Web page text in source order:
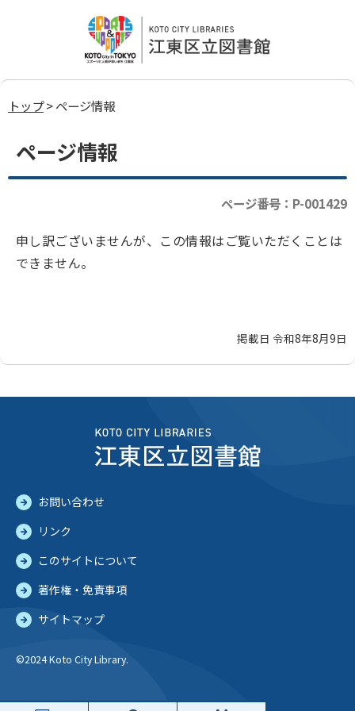
トップ> ページ情報
ページ情報
ページ番号：P-001429
申し訳ございませんが、この情報はご覧いただくことは
できません。
掲載日 令和8年8月9日
お問い合わせ
リンク
このサイトについて
著作権・免責事項
サイトマップ
©2024 Koto City Library.